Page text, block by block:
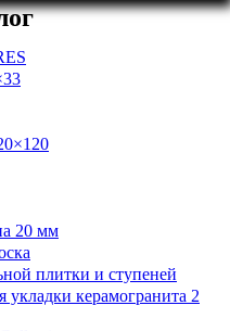
20 мм
плитки и ступеней
укладки керамогранита 2